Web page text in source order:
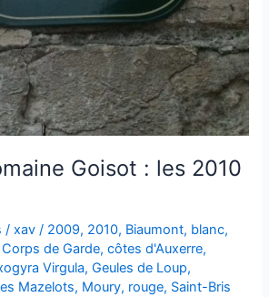
Goisot : les 2010
/xav/ 2009, 2010, Biaumont, blanc,
Corps de Garde,côtes d'Auxerre,
Virgula,Geules de Loup,
Mazelots, Moury, rouge, Saint-Bris